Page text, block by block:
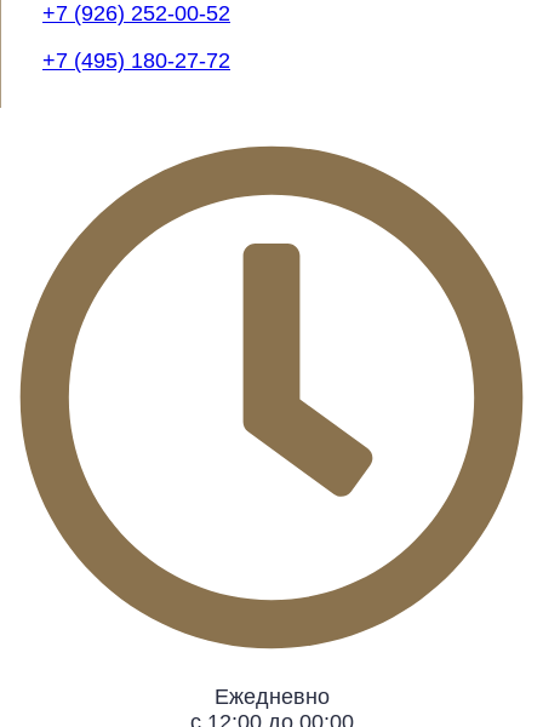
+7 (926) 252-00-52
+7 (495) 180-27-72
Ежедневно